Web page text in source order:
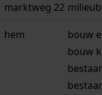
marktweg 22
hem
bouw
bouw